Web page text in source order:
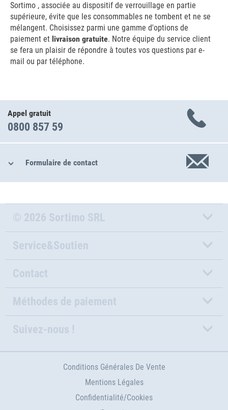
Sortimo , associée au dispositif de verrouillage en partie
supérieure, évite que les consommables ne tombent et ne se
mélangent. Choisissez parmi une gamme d'options de
paiement et livraison gratuite. Notre équipe du service client
se fera un plaisir de répondre à toutes vos questions par e-
mail ou par téléphone.
Appel gratuit
0800 857 59
Formulaire de contact
© 2026 Sortimo SRL
Service&Soutien
Contact
Méthodes de paiement
Suivez-nous !
Conditions Générales De Vente
Mentions Légales
Confidentialité/Cookies